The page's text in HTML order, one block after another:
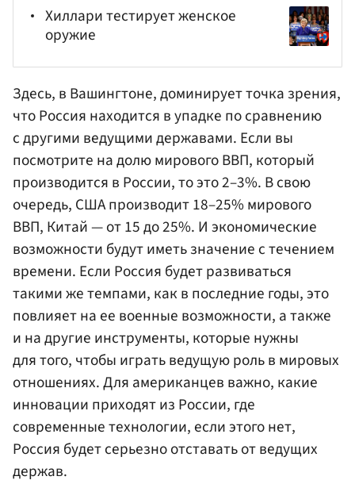
Хиллари тестирует женское
оружие
Здесь, в Вашингтоне, доминирует точка зрения,
что Россия находится в упадке по сравнению
с другими ведущими державами. Если вы
посмотрите на долю мирового ВВП, который
производится в России, то это 2–3%. В свою
очередь, США производит 18–25% мирового
ВВП, Китай — от 15 до 25%. И экономические
возможности будут иметь значение с течением
времени. Если Россия будет развиваться
такими же темпами, как в последние годы, это
повлияет на ее военные возможности, а также
и на другие инструменты, которые нужны
для того, чтобы играть ведущую роль в мировых
отношениях. Для американцев важно, какие
инновации приходят из России, где
современные технологии, если этого нет,
Россия будет серьезно отставать от ведущих
держав.